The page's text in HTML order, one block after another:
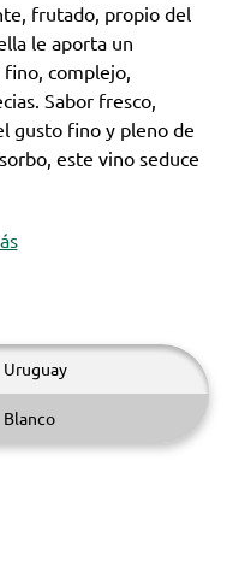
frutado, propio del
le aporta un
complejo,
Sabor fresco,
gusto fino y pleno de
este vino seduce
Uruguay
Blanco